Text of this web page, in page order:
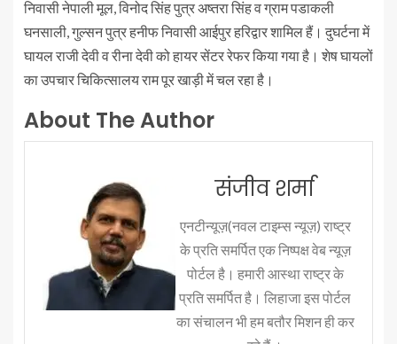
निवासी नेपाली मूल, विनोद सिंह पुत्र अष्तरा सिंह व ग्राम पडाकली
घनसाली, गुल्सन पुत्र हनीफ निवासी आईपुर हरिद्वार शामिल हैं। दुघर्टना में
घायल राजी देवी व रीना देवी को हायर सेंटर रेफर किया गया है। शेष घायलों
का उपचार चिकित्सालय राम पूर खाड़ी में चल रहा है।
About The Author
संजीव शर्मा
एनटीन्यूज़(नवल टाइम्स न्यूज़) राष्ट्र
के प्रति समर्पित एक निष्पक्ष वेब न्यूज़
पोर्टल है। हमारी आस्था राष्ट्र के
प्रति समर्पित है। लिहाजा इस पोर्टल
का संचालन भी हम बतौर मिशन ही कर